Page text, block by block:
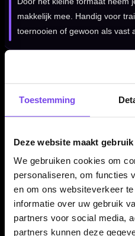
Toestemming
Deze website maakt
We gebruiken cookies om
personaliseren, om functies
en om ons websiteverkeer
informatie over uw gebruik
partners voor social media,
partners kunnen deze
makkelijk mee. Handig voor
toernooien of gewoon als vast
Deze point protector met
beschadigd zijn.
Leuk als kleine
De Designa Dartboard Point
handig klein product voor